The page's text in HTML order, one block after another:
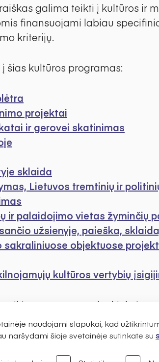
galima teikti į kultūros ir
finansuojami labiau
kriterijų.
šias kultūros programas:
projektai
ir gerovei skatinimas
sklaida
Lietuvos tremtinių ir
ir palaidojimo vietas žyminčių
užsienyje, paieška,
objektuose
kultūros vertybių
procesą rasite
programos kuratorių
naudojami slapukai, kad
naršydami šioje svetainėje sutinkate su